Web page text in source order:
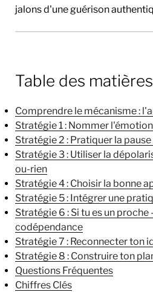
jalons d'une guérison
Table des matières
Comprendre le mécanisme :
Stratégie 1 : Nommer
Stratégie 2 : Pratiquer la
Stratégie 3 : Utiliser la
ou-rien
Stratégie 4 : Choisir la bonne
Stratégie 5 : Intégrer une
Stratégie 6 : Si tu es un
codépendance
Stratégie 7 : Reconnecter ton
Stratégie 8 : Construire ton
Questions Fréquentes
Chiffres Clés